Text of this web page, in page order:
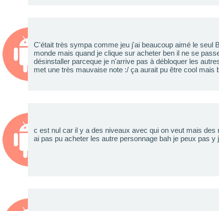
C'était très sympa comme jeu j'ai beaucoup aimé le seul
monde mais quand je clique sur acheter ben il ne se
désinstaller parceque je n'arrive pas à débloquer les
met une très mauvaise note :/ ça aurait pu être cool mais
c est nul car il y a des niveaux avec qui on veut mais
ai pas pu acheter les autre personnage bah je peux pas y